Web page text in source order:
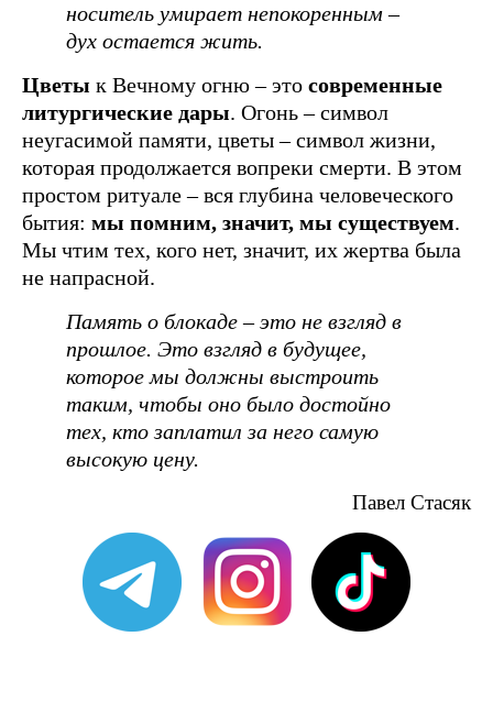
носитель умирает непокоренным –
дух остается жить.
Цветы к Вечному огню – это современные
литургические дары. Огонь – символ
неугасимой памяти, цветы – символ жизни,
которая продолжается вопреки смерти. В этом
простом ритуале – вся глубина человеческого
бытия: мы помним, значит, мы существуем.
Мы чтим тех, кого нет, значит, их жертва была
не напрасной.
Память о блокаде – это не взгляд в
прошлое. Это взгляд в будущее,
которое мы должны выстроить
таким, чтобы оно было достойно
тех, кто заплатил за него самую
высокую цену.
Павел Стасяк